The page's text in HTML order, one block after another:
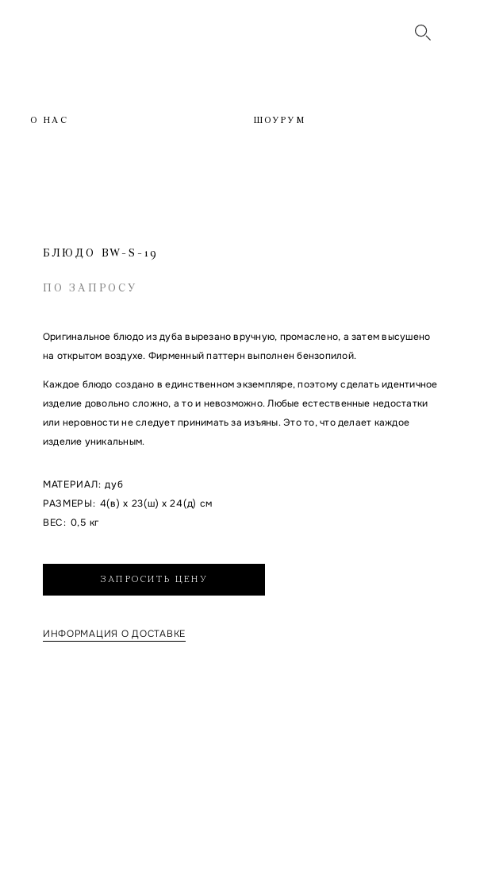
О НАС ШОУРУМ
БЛЮДО BW-S-19
ПО ЗАПРОСУ
Оригинальное блюдо из дуба вырезано вручную, промаслено, а затем высушено
на открытом воздухе. Фирменный паттерн выполнен бензопилой.
Каждое блюдо создано в единственном экземпляре, поэтому сделать идентичное
изделие довольно сложно, а то и невозможно. Любые естественные недостатки
или неровности не следует принимать за изъяны. Это то, что делает каждое
изделие уникальным.
МАТЕРИАЛ: дуб
РАЗМЕРЫ: 4(в) x 23(ш) x 24(д) см
ВЕС: 0,5 кг
ЗАПРОСИТЬ ЦЕНУ
ИНФОРМАЦИЯ О ДОСТАВКЕ